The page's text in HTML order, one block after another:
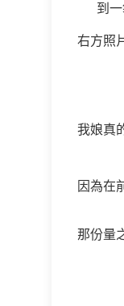
到
右方照
我娘真
因為在
那份量